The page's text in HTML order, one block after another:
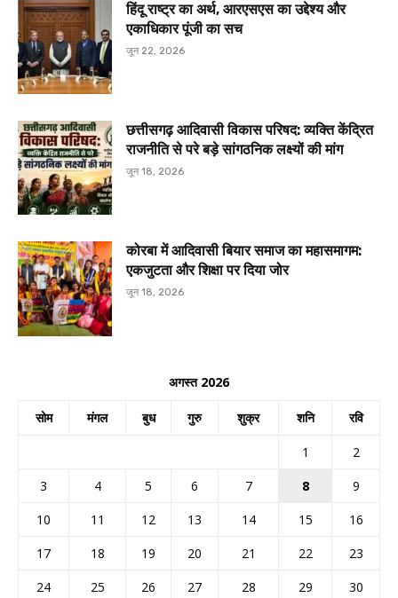
हिंदू राष्ट्र का अर्थ, आरएसएस का उद्देश्य और
एकाधिकार पूंजी का सच
जून 22, 2026
छत्तीसगढ़ आदिवासी विकास परिषद: व्यक्ति केंद्रित
राजनीति से परे बड़े सांगठनिक लक्ष्यों की मांग
जून 18, 2026
कोरबा में आदिवासी बियार समाज का महासमागम:
एकजुटता और शिक्षा पर दिया जोर
जून 18, 2026
अगस्त 2026
सोम मंगल बुध गुरु शुक्र शनि रवि
1
2
3
4 5 6 7 8
9
10
11 12 13 14 15
16
17
18 19 20 21 22
23
24
25 26 27 28 29
30